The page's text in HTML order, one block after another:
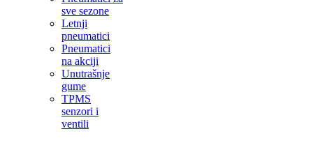
sve sezone
Letnji
pneumatici
Pneumatici
na akciji
Unutrašnje
gume
TPMS
senzori i
ventili